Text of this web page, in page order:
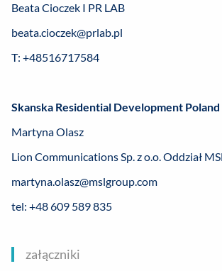
Beata Cioczek I PR LAB
beata.cioczek@prlab.pl
T: +48516717584
Skanska Residential Development Poland
Martyna Olasz
Lion Communications Sp. z o.o. Oddział
martyna.olasz@mslgroup.com
tel: +48 609 589 835
załączniki